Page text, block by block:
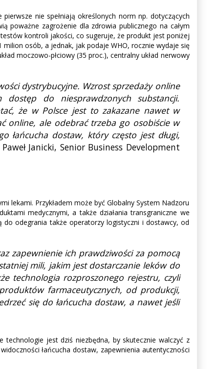
nie spełniają określonych norm np. dotyczących
poważne zagrożenie dla zdrowia publicznego na całym
kontroli jakości, co sugeruje, że produkt jest poniżej
osób, a jednak, jak podaje WHO, rocznie wydaje się
moczowo-płciowy (35 proc.), centralny układ nerwowy
dystrybucyjne. Wzrost sprzedaży online
dostęp do niesprawdzonych substancji.
że w Polsce jest to zakazane nawet w
online, ale odebrać trzeba go osobiście w
łańcucha dostaw, który często jest długi,
Janicki, Senior Business Development
lekami. Przykładem może być Globalny System Nadzoru
medycznymi, a także działania transgraniczne we
odegrania także operatorzy logistyczni i dostawcy, od
zapewnienie ich prawdziwości za pomocą
mili, jakim jest dostarczanie leków do
technologia rozproszonego rejestru, czyli
farmaceutycznych, od produkcji,
się do łańcucha dostaw, a nawet jeśli
jest dziś niezbędna, by skutecznie walczyć z
łańcucha dostaw, zapewnienia autentyczności